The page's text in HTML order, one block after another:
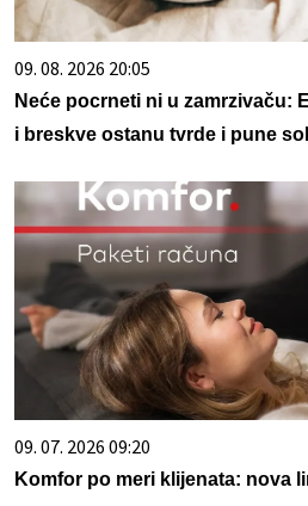
09. 08. 2026 20:05
Neće pocrneti ni u zamrzivaču:
i breskve ostanu tvrde i pune
09. 07. 2026 09:20
Komfor po meri klijenata: nova